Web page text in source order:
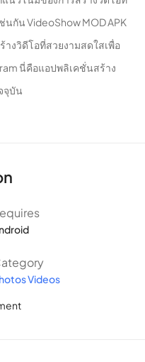
กัน VideoShow MOD APK
งวิดีโอที่สวยงามสดใสเพื่อ
นี่คือแอปพลิเคชั่นสร้าง
จุบัน
Videos